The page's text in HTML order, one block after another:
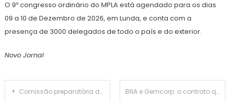
O 9º congresso ordinário do MPLA está agendado para os dias
09 a 10 de Dezembro de 2026, em Lunda, e conta com a
presença de 3000 delegados de todo o país e do exterior.
Novo Jornal
Navegação
Comissão preparatória do congresso ordinário do MPLA hostiliza Higino Carneiro BNA e Gemcorp: o contrato que empurra até 2030 a gestão de bilhões — e reacende a polémica